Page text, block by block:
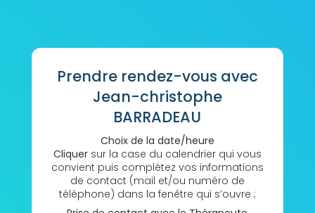
Prendre rendez-vous avec
Jean-christophe
BARRADEAU
Choix de la date/heure
Cliquersur la case du calendrier qui vous
convient puis complétez vos informations
de contact (mail et/ou numéro de
téléphone) dans la fenêtre qui s’ouvre ;